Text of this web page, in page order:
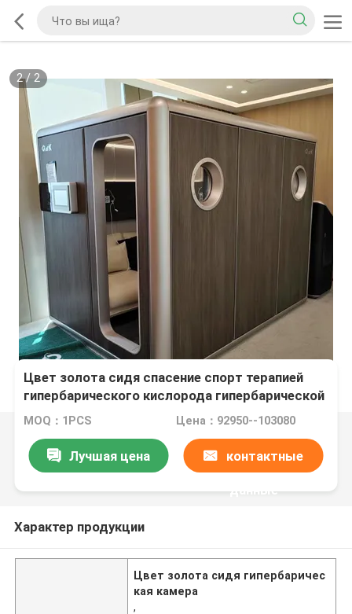
2/ 2
Цвет золота сидя спасение спорт терапией
гипербарического кислорода гипербарической
камеры
MOQ：1PCS Цена：92950--103080
Лучшая цена контактные
данные
Характер продукции
Цвет золота сидя гипербаричес
кая камера
,